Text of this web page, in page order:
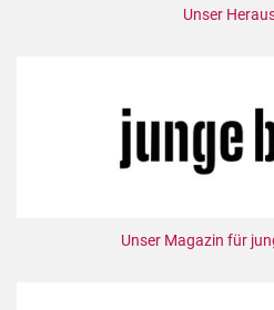
Unser
Unser Magazin für